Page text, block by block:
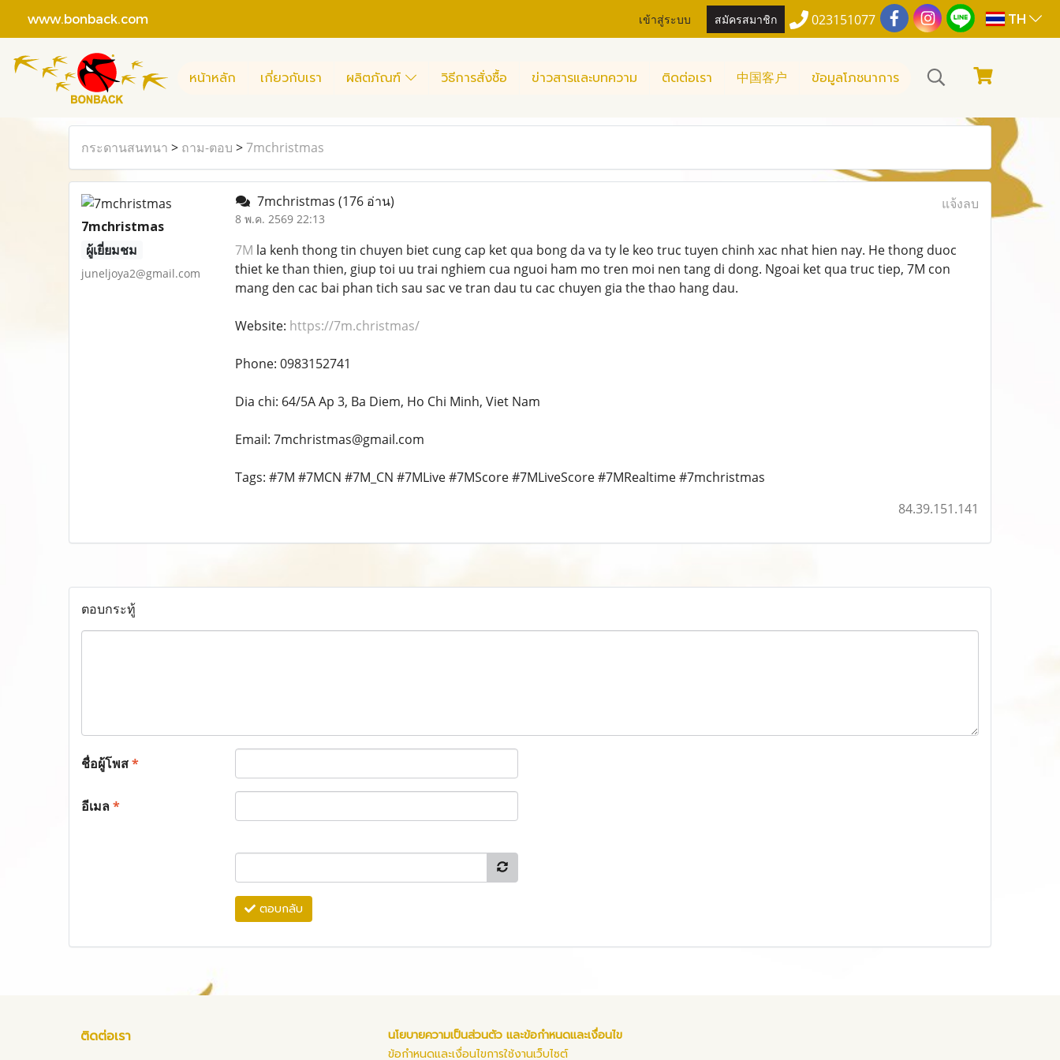
www.bonback.com เข้าสู่ระบบ สมัครสมาชิก 023151077 TH
หน้าหลัก เกี่ยวกับเรา ผลิตภัณฑ์ วิธีการสั่งซื้อ ข่าวสารและบทความ ติดต่อเรา 中国客户 ข้อมูลโภชนาการ
กระดานสนทนา > ถาม-ตอบ >7mchristmas
7mchristmas
ผู้เยี่ยมชม
juneljoya2@gmail.com
7mchristmas (176 อ่าน)
8 พ.ค. 2569 22:13
แจ้งลบ
7M la kenh thong tin chuyen biet cung cap ket qua bong da va ty le keo truc tuyen chinh xac nhat hien nay. He thong duoc
thiet ke than thien, giup toi uu trai nghiem cua nguoi ham mo tren moi nen tang di dong. Ngoai ket qua truc tiep, 7M con
mang den cac bai phan tich sau sac ve tran dau tu cac chuyen gia the thao hang dau.
Website: https://7m.christmas/
Phone: 0983152741
Dia chi: 64/5A Ap 3, Ba Diem, Ho Chi Minh, Viet Nam
Email: 7mchristmas@gmail.com
Tags: #7M #7MCN #7M_CN #7MLive #7MScore #7MLiveScore #7MRealtime #7mchristmas
84.39.151.141
ตอบกระทู้
ชื่อผู้โพส*
อีเมล*
ตอบกลับ
ติดต่อเรา
นโยบายความเป็นส่วนตัว และข้อกำหนดและเงื่อนไข
ข้อกำหนดและเงื่อนไขการใช้งานเว็บไซต์